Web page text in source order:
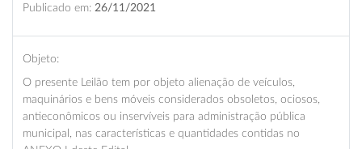
Publicado em: 26/11/2021
Objeto:
O presente Leilão tem por objeto alienação de veículos,
maquinários e bens móveis considerados obsoletos, ociosos,
antieconômicos ou inservíveis para administração pública
municipal, nas características e quantidades contidas no